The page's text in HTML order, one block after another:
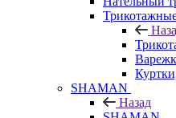
SHAMAN
Назад